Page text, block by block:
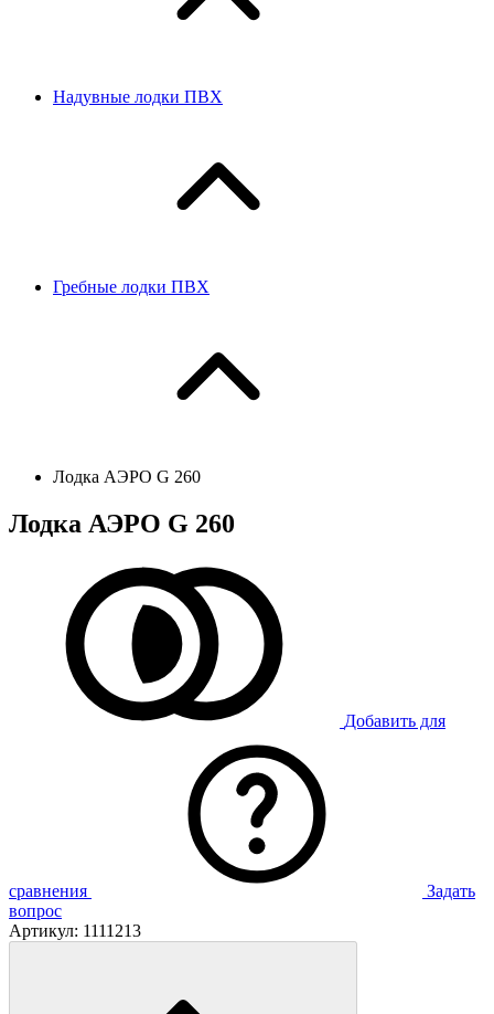
Надувные лодки ПВХ
Гребные лодки ПВХ
Лодка АЭРО G 260
Лодка АЭРО G 260
Добавить для
сравнения
Задать
вопрос
Артикул: 1111213